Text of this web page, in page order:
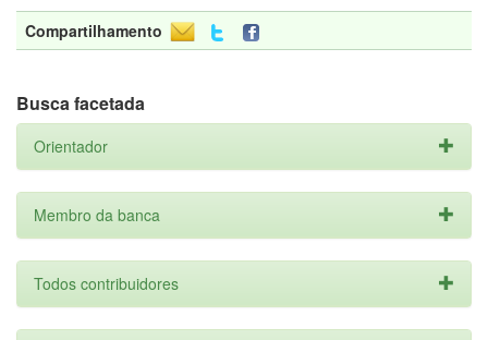
Compartilhamento
Busca facetada
Orientador
Membro da banca
Todos contribuidores